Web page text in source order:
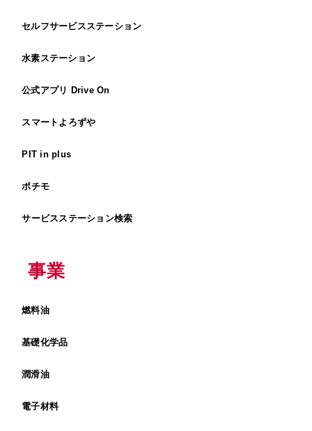
セルフサービスステーション
水素ステーション
公式アプリ Drive On
スマートよろずや
PIT in plus
ポチモ
サービスステーション検索
事業
燃料油
基礎化学品
潤滑油
電子材料